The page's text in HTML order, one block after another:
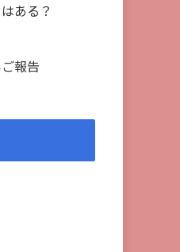
ある？
報告